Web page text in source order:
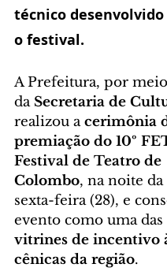
técnico
o festival.
A Prefeitura, por meio
da Secretaria de
realizou a cerimônia
premiação do 10º
Festival de Teatro de
Colombo, na noite
sexta-feira (28), e
evento como uma das
vitrines de incentivo
cênicas da região.